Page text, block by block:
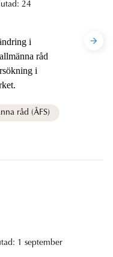
24
i
råd
i
råd (ÅFS)
1 september